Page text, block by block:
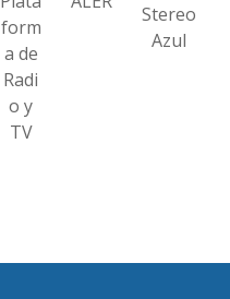
form
a de
Radi
o y
TV
Stereo
Azul